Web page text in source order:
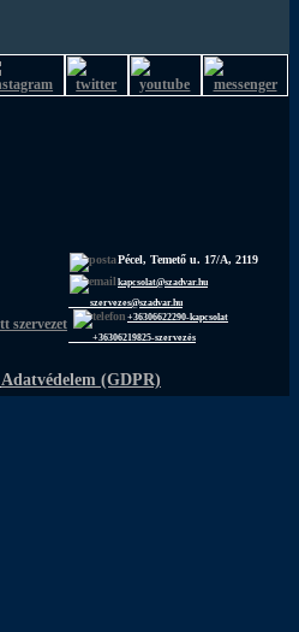
Pécel, Temető u. 17/A, 2119
kapcsolat@szadvar.hu
szervezes@szadvar.hu
+36306622290-kapcsolat
+36306219825-szervezés
Adatvédelem (GDPR)